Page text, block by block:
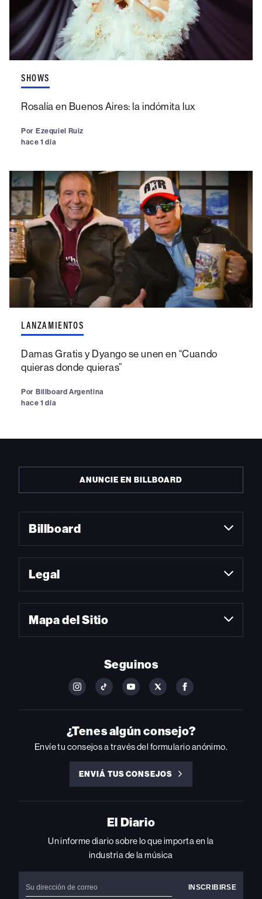
SHOWS
Rosalía en Buenos Aires: la indómita lux
Por Ezequiel Ruiz
hace 1 día
LANZAMIENTOS
Damas Gratis y Dyango se unen en “Cuando
quieras donde quieras”
Por Billboard Argentina
hace 1 día
ANUNCIE EN BILLBOARD
Billboard
Legal
Mapa del Sitio
Seguinos
FOLLOW
ON
INSTAGRAM
FOLLOW
ON
YOUTUBE
FOLLOW
ON
YOUTUBE
FOLLOW
ON
FOLLOW
ON
FACEBOOK
¿Tenes algún consejo?
Envíe tu consejos a través del formulario anónimo.
ENVIÁ TUS CONSEJOS
ENVIÁ
CONSEJOS
El Diario
Un informe diario sobre lo que importa en la
industria de la música